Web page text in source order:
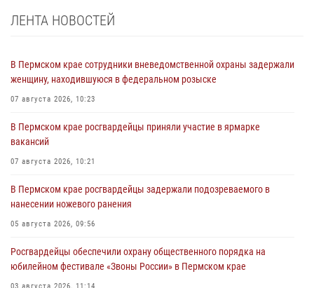
ЛЕНТА НОВОСТЕЙ
В Пермском крае сотрудники вневедомственной охраны задержали
женщину, находившуюся в федеральном розыске
07 августа 2026, 10:23
В Пермском крае росгвардейцы приняли участие в ярмарке
вакансий
07 августа 2026, 10:21
В Пермском крае росгвардейцы задержали подозреваемого в
нанесении ножевого ранения
05 августа 2026, 09:56
Росгвардейцы обеспечили охрану общественного порядка на
юбилейном фестивале «Звоны России» в Пермском крае